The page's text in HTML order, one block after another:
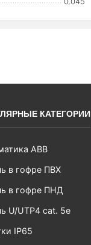
КАТЕГОРИИ
ABB
в гофре ПВХ
в гофре ПНД
U/UTP4 cat. 5e
IP65